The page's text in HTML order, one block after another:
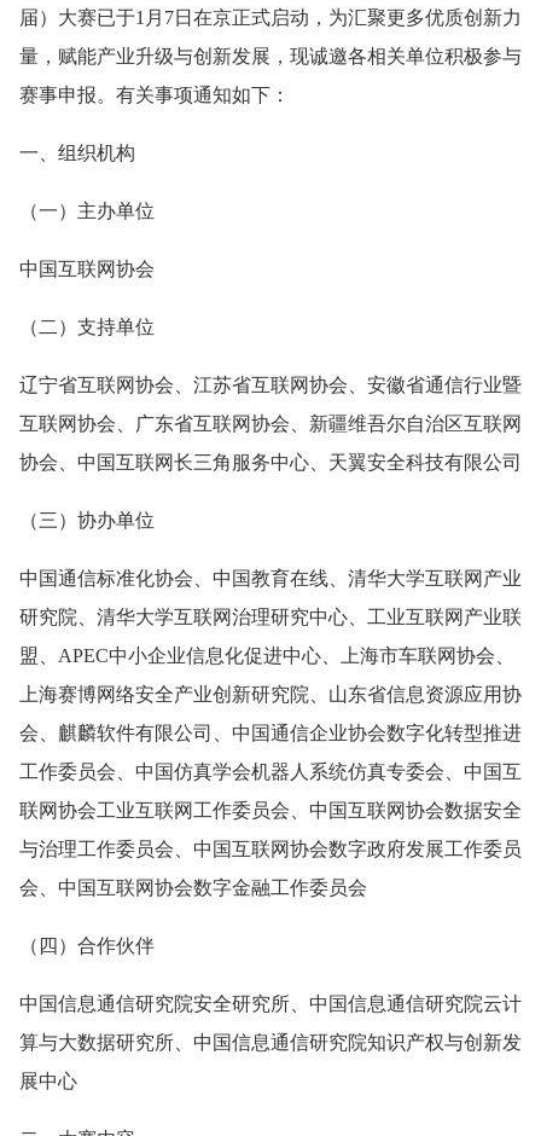
届）大赛已于1月7日在京正式启动，为汇聚更多优质创新力
量，赋能产业升级与创新发展，现诚邀各相关单位积极参与
赛事申报。有关事项通知如下：
一、组织机构
（一）主办单位
中国互联网协会
（二）支持单位
辽宁省互联网协会、江苏省互联网协会、安徽省通信行业暨
互联网协会、广东省互联网协会、新疆维吾尔自治区互联网
协会、中国互联网长三角服务中心、天翼安全科技有限公司
（三）协办单位
中国通信标准化协会、中国教育在线、清华大学互联网产业
研究院、清华大学互联网治理研究中心、工业互联网产业联
盟、APEC中小企业信息化促进中心、上海市车联网协会、
上海赛博网络安全产业创新研究院、山东省信息资源应用协
会、麒麟软件有限公司、中国通信企业协会数字化转型推进
工作委员会、中国仿真学会机器人系统仿真专委会、中国互
联网协会工业互联网工作委员会、中国互联网协会数据安全
与治理工作委员会、中国互联网协会数字政府发展工作委员
会、中国互联网协会数字金融工作委员会
（四）合作伙伴
中国信息通信研究院安全研究所、中国信息通信研究院云计
算与大数据研究所、中国信息通信研究院知识产权与创新发
展中心